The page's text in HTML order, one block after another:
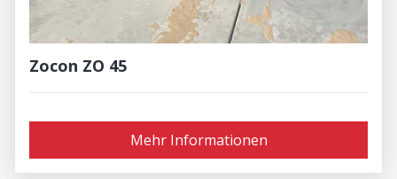
Zocon ZO 45
Mehr Informationen